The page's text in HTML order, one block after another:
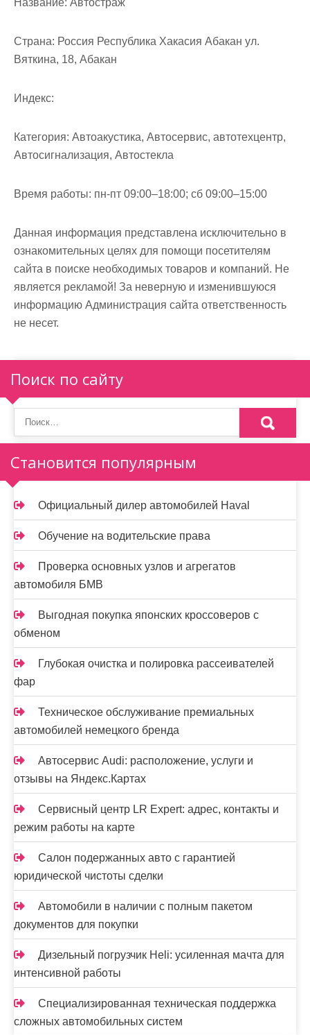
Название: Автостраж
Страна: Россия Республика Хакасия Абакан ул.
Вяткина, 18, Абакан
Индекс:
Категория: Автоакустика, Автосервис, автотехцентр,
Автосигнализация, Автостекла
Время работы: пн-пт 09:00–18:00; сб 09:00–15:00
Данная информация представлена исключительно в
ознакомительных целях для помощи посетителям
сайта в поиске необходимых товаров и компаний. Не
является рекламой! За неверную и изменившуюся
информацию Администрация сайта ответственность
не несет.
Поиск по сайту
Становится популярным
Официальный дилер автомобилей Haval
Обучение на водительские права
Проверка основных узлов и агрегатов
автомобиля БМВ
Выгодная покупка японских кроссоверов с
обменом
Глубокая очистка и полировка рассеивателей
фар
Техническое обслуживание премиальных
автомобилей немецкого бренда
Автосервис Audi: расположение, услуги и
отзывы на Яндекс.Картах
Сервисный центр LR Expert: адрес, контакты и
режим работы на карте
Салон подержанных авто с гарантией
юридической чистоты сделки
Автомобили в наличии с полным пакетом
документов для покупки
Дизельный погрузчик Heli: усиленная мачта для
интенсивной работы
Специализированная техническая поддержка
сложных автомобильных систем